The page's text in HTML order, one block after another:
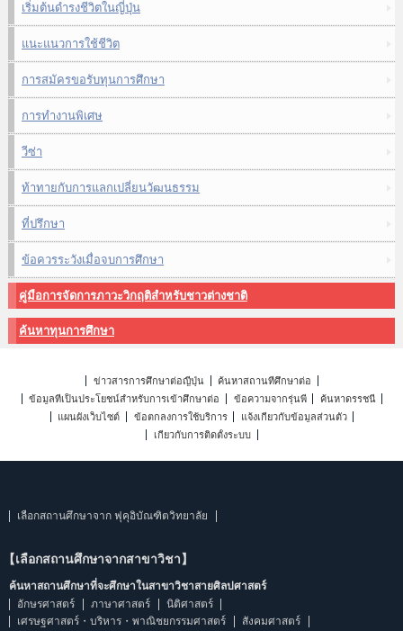
เริ่มต้นดำรงชีวิตในญี่ปุ่น
แนะแนวการใช้ชีวิต
การสมัครขอรับทุนการศึกษา
การทำงานพิเศษ
วีซ่า
ท้าทายกับการแลกเปลี่ยนวัฒนธรรม
ที่ปรึกษา
ข้อควรระวังเมื่อจบการศึกษา
คู่มือการจัดการภาวะวิกฤติสำหรับชาวต่างชาติ
ค้นหาทุนการศึกษา
ข่าวสารการศึกษาต่อญี่ปุ่น
ค้นหาสถานที่ศึกษาต่อ
ข้อมูลที่เป็นประโยชน์สำหรับการเข้าศึกษาต่อ
ข้อความจากรุ่นพี่
ค้นหาดรรชนี
แผนผังเว็บไซต์
ข้อตกลงการใช้บริการ
แจ้งเกี่ยวกับข้อมูลส่วนตัว
เกี่ยวกับการติดตั้งระบบ
เลือกสถานศึกษาจาก ฟุคุอิบัณฑิตวิทยาลัย
【เลือกสถานศึกษาจากสาขาวิชา】
ค้นหาสถานศึกษาที่จะศึกษาในสาขาวิชาสายศิลปศาสตร์
อักษรศาสตร์
ภาษาศาสตร์
นิติศาสตร์
เศรษฐศาสตร์・บริหาร・พาณิชยกรรมศาสตร์
สังคมศาสตร์